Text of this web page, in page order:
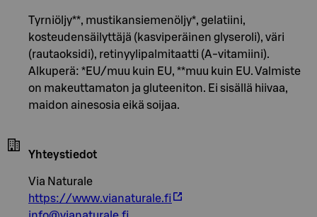
Tyrniöljy**, mustikansiemenöljy*, gelatiini,
kosteudensäilyttäjä (kasviperäinen glyseroli), väri
(rautaoksidi), retinyylipalmitaatti (A-vitamiini).
Alkuperä: *EU/muu kuin EU, **muu kuin EU. Valmiste
on makeuttamaton ja gluteeniton. Ei sisällä hiivaa,
maidon ainesosia eikä soijaa.
Yhteystiedot
Via Naturale
https://www.vianaturale.fi